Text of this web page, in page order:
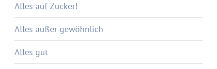
Alles auf Zucker!
Alles außer gewöhnlich
Alles gut